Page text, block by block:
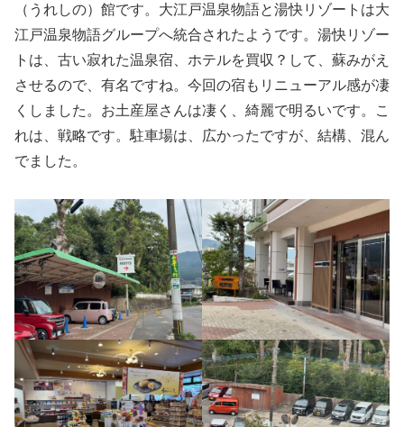
（うれしの）館です。大江戸温泉物語と湯快リゾートは大
江戸温泉物語グループへ統合されたようです。湯快リゾー
トは、古い寂れた温泉宿、ホテルを買収？して、蘇みがえ
させるので、有名ですね。今回の宿もリニューアル感が凄
くしました。お土産屋さんは凄く、綺麗で明るいです。こ
れは、戦略です。駐車場は、広かったですが、結構、混ん
でました。